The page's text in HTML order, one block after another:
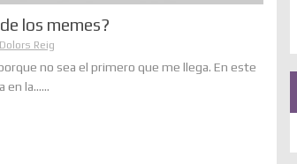
los memes?
Dolors Reig
no sea el primero que me llega. En este
en la......